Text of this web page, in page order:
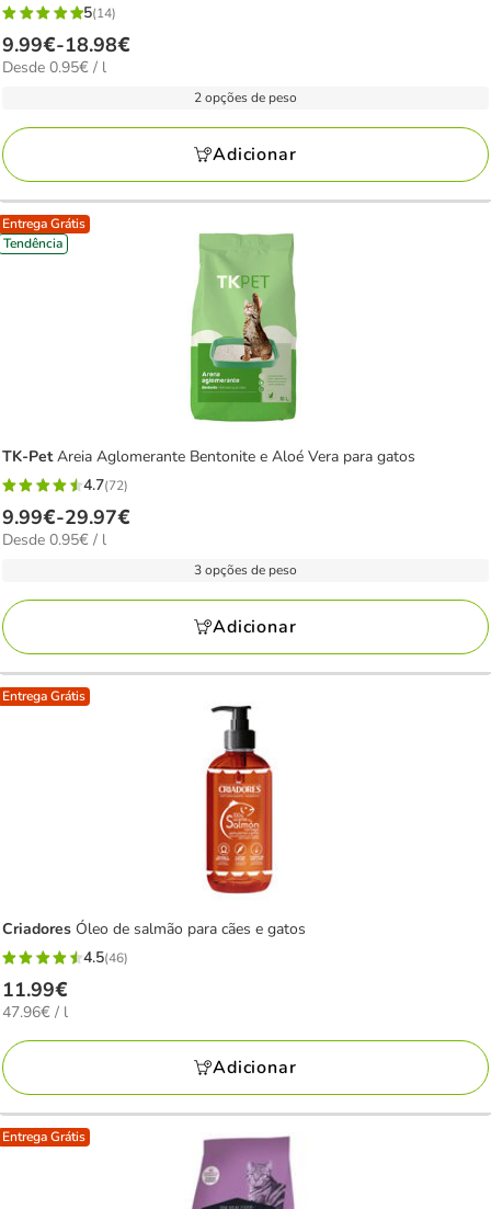
5
estrelas
com
avaliações
5(14)
Preço
de
18.98€
9.99€-18.98€
0.95€
Desde 0.95€ / l
2 opções de peso
Adicionar
Entrega Grátis
Tendência
TK-PetAreia Aglomerante Bentonite e Aloé Vera para gatos
4.7
estrelas
com
avaliações
4.7(72)
Preço
de
29.97€
9.99€-29.97€
0.95€
Desde 0.95€ / l
3 opções de peso
Adicionar
Entrega Grátis
Criadores Óleo de salmão para cães e gatos
4.5
estrelas
com
46
avaliações
4.5(46)
Preço
11.99€
11.99€
47.96€
L
47.96€ / l
Adicionar
Entrega Grátis